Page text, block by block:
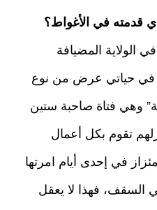
قدمته في الأغواط؟
الولاية المضيافة
في حياتي عرض من نوع
وهي فتاة صاحبة ستين
تقوم بكل أعمال
في إحدى أيام امرتها
في السقف، فهذا لا يعقل